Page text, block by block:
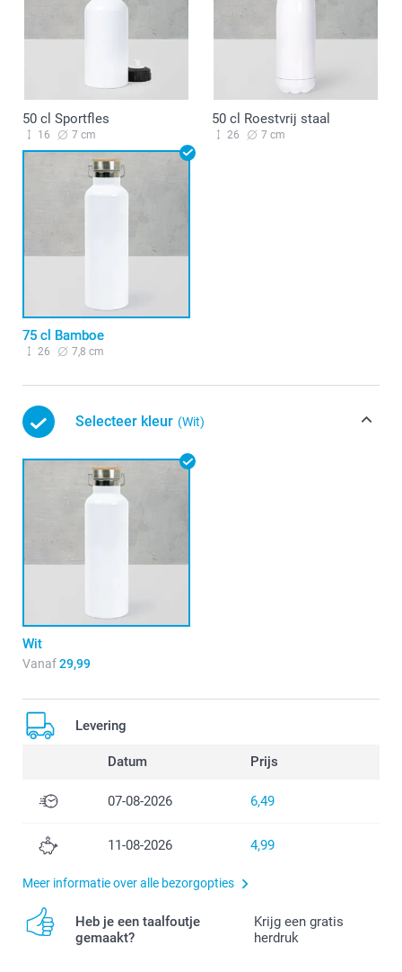
50 cl Sportfles
16 7 cm
50 cl Roestvrij staal
26 7 cm
75 cl Bamboe
26 7,8 cm
Selecteer kleur (Wit)
Wit
Vanaf29,99
Levering
Datum Prijs
07-08-2026 6,49
11-08-2026 4,99
Meer informatie over alle bezorgopties
Heb je een taalfoutje
gemaakt?
Krijg een gratis
herdruk